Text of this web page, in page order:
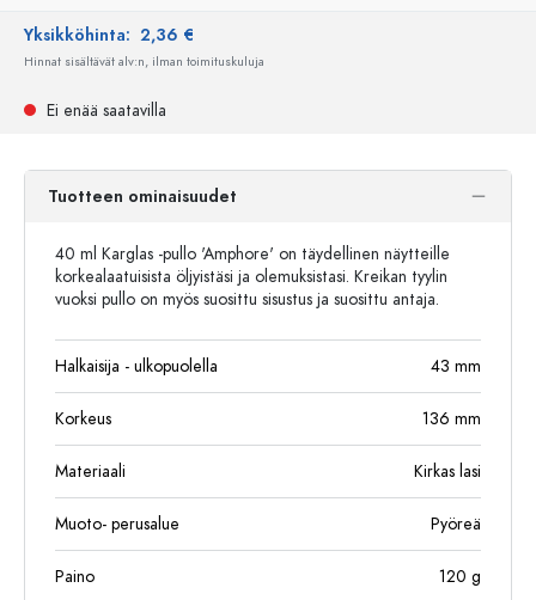
Yksikköhinta: 2,36 €
Hinnat sisältävät alv:n, ilman toimituskuluja
Ei enää saatavilla
Tuotteen ominaisuudet
40 ml Karglas -pullo 'Amphore' on täydellinen näytteille
korkealaatuisista öljyistäsi ja olemuksistasi. Kreikan tyylin
vuoksi pullo on myös suosittu sisustus ja suosittu antaja.
Halkaisija - ulkopuolella 43 mm
Korkeus 136 mm
Materiaali Kirkas lasi
Muoto- perusalue Pyöreä
Paino 120 g